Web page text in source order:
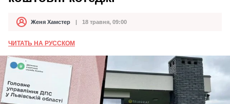
АвторЖеня Хамстер
Дата публікації 18 травня, 09:00
ЧИТАТЬ НА РУССКОМ